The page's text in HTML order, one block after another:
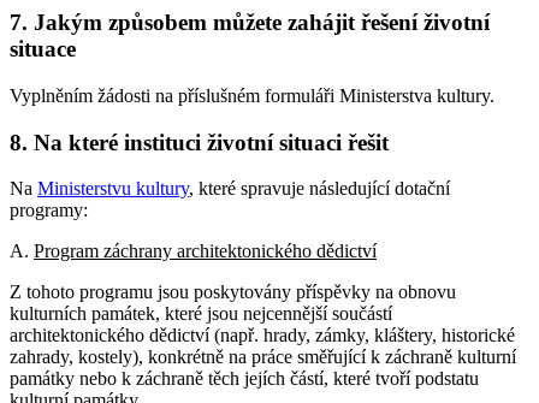
7. Jakým způsobem můžete zahájit řešení životní
situace
Vyplněním žádosti na příslušném formuláři Ministerstva kultury.
8. Na které instituci životní situaci řešit
Na Ministerstvu kultury, které spravuje následující dotační
programy:
A. Program záchrany architektonického dědictví
Z tohoto programu jsou poskytovány příspěvky na obnovu
kulturních památek, které jsou nejcennější součástí
architektonického dědictví (např. hrady, zámky, kláštery, historické
zahrady, kostely), konkrétně na práce směřující k záchraně kulturní
památky nebo k záchraně těch jejích částí, které tvoří podstatu